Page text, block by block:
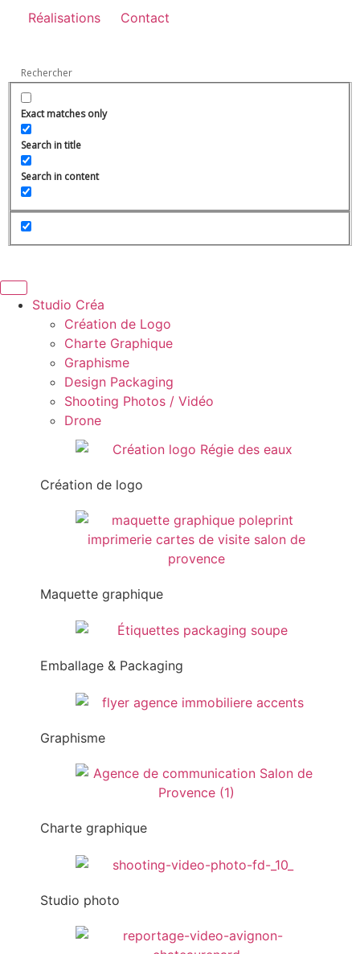
Réalisations Contact
Exact matches only
Search in title
Search in content
Studio Créa
Création de Logo
Charte Graphique
Graphisme
Design Packaging
Shooting Photos / Vidéo
Drone
Création de logo
Maquette graphique
Emballage & Packaging
Graphisme
Charte graphique
Studio photo